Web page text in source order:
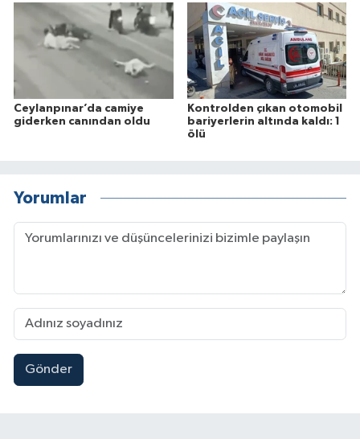
Ceylanpınar’da camiye
giderken canından oldu
Kontrolden çıkan otomobil
bariyerlerin altında kaldı: 1
ölü
Yorumlar
Gönder